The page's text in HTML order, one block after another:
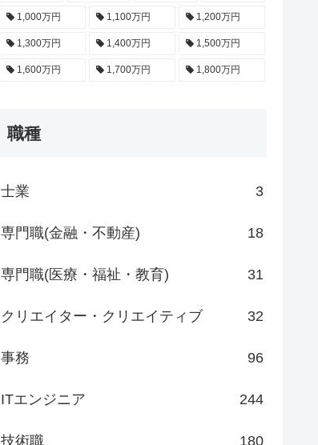
1,000万円 1,100万円 1,200万円
1,300万円 1,400万円 1,500万円
1,600万円 1,700万円 1,800万円
職種
士業 3
専門職(金融・不動産) 18
専門職(医療・福祉・教育) 31
クリエイター・クリエイティブ 32
事務 96
ITエンジニア 244
技術職 180